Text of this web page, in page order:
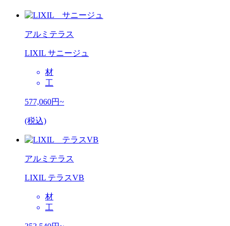
アルミテラス
LIXIL サニージュ
材
工
577,060円~
(税込)
アルミテラス
LIXIL テラスVB
材
工